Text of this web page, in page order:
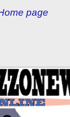
page